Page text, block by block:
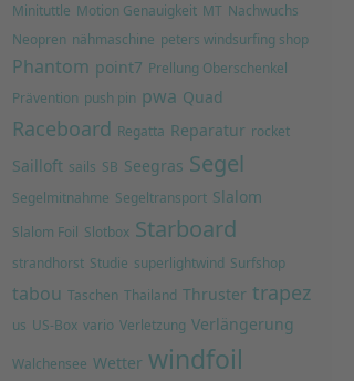
Minituttle Motion Genauigkeit MT Nachwuchs
Neopren nähmaschine peters windsurfing shop
Phantom point7 Prellung Oberschenkel
Prävention push pin pwa Quad
Raceboard Regatta Reparatur rocket
Sailloft sails SB Seegras Segel
Segelmitnahme Segeltransport Slalom
Slalom Foil Slotbox Starboard
strandhorst Studie superlightwind Surfshop
tabou Taschen Thailand Thruster trapez
us US-Box vario Verletzung Verlängerung
Walchensee Wetter windfoil